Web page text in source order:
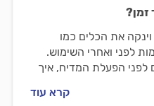
זמן?
את הכלים כמו
לפני ואחרי השימוש.
לפני הפעלת המדיח, איך
קרא עוד